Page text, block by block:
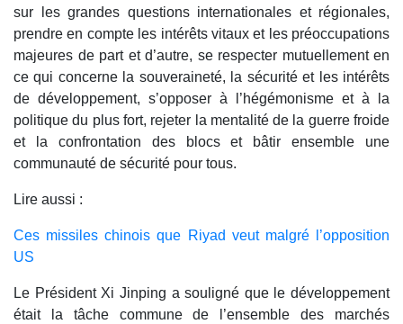
sur les grandes questions internationales et régionales,
prendre en compte les intérêts vitaux et les préoccupations
majeures de part et d’autre, se respecter mutuellement en
ce qui concerne la souveraineté, la sécurité et les intérêts
de développement, s’opposer à l’hégémonisme et à la
politique du plus fort, rejeter la mentalité de la guerre froide
et la confrontation des blocs et bâtir ensemble une
communauté de sécurité pour tous.
Lire aussi :
Ces missiles chinois que Riyad veut malgré l’opposition
US
Le Président Xi Jinping a souligné que le développement
était la tâche commune de l’ensemble des marchés